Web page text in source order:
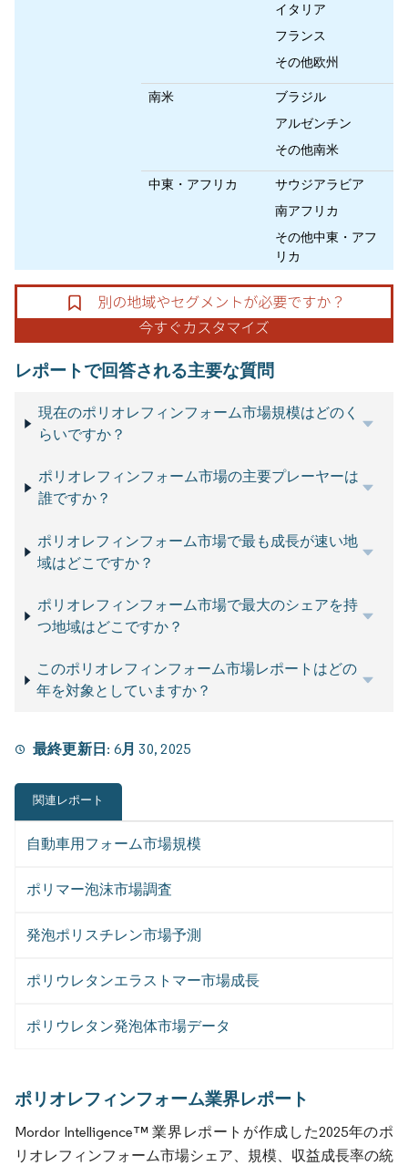
イタリア
フランス
その他欧州
南米
ブラジル
アルゼンチン
その他南米
中東・アフリカ
サウジアラビア
南アフリカ
その他中東・アフ
リカ
レポートで回答される主要な質問
現在のポリオレフィンフォーム市場規模はどのく
らいですか？
ポリオレフィンフォーム市場の主要プレーヤーは
誰ですか？
ポリオレフィンフォーム市場で最も成長が速い地
域はどこですか？
ポリオレフィンフォーム市場で最大のシェアを持
つ地域はどこですか？
このポリオレフィンフォーム市場レポートはどの
年を対象としていますか？
最終更新日: 6月 30, 2025
関連レポート
自動車用フォーム市場規模
ポリマー泡沫市場調査
発泡ポリスチレン市場予測
ポリウレタンエラストマー市場成長
ポリウレタン発泡体市場データ
ポリオレフィンフォーム業界レポート
Mordor Intelligence™ 業界レポートが作成した2025年のポ
リオレフィンフォーム市場シェア、規模、収益成長率の統